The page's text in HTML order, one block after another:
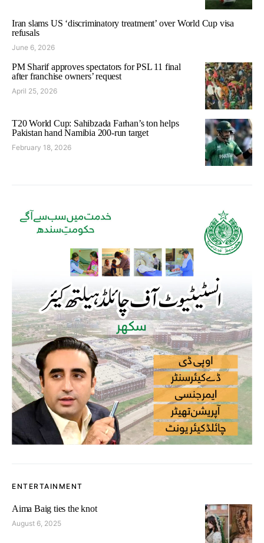
Iran slams US ‘discriminatory treatment’ over World Cup visa
refusals
June 6, 2026
PM Sharif approves spectators for PSL 11 final
after franchise owners’ request
April 25, 2026
T20 World Cup: Sahibzada Farhan’s ton helps
Pakistan hand Namibia 200-run target
February 18, 2026
ENTERTAINMENT
Aima Baig ties the knot
August 6, 2025